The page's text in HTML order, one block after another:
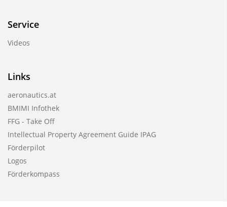
Service
Videos
Links
aeronautics.at
BMIMI Infothek
FFG - Take Off
Intellectual Property Agreement Guide IPAG
Förderpilot
Logos
Förderkompass